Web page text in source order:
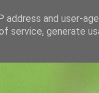
address and user-
service, generate